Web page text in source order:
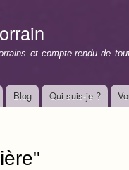
et compte-rendu de
Blog Qui suis-je ?